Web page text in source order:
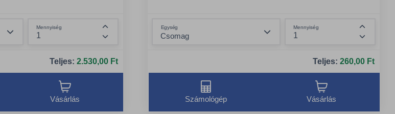
Mennyiség
Összeg növelése
Teljes: 2.530,00 Ft
Vásárlás
Egység Mennyiség
Összeg
Teljes: 260,00 Ft
Számológép Vásárlás